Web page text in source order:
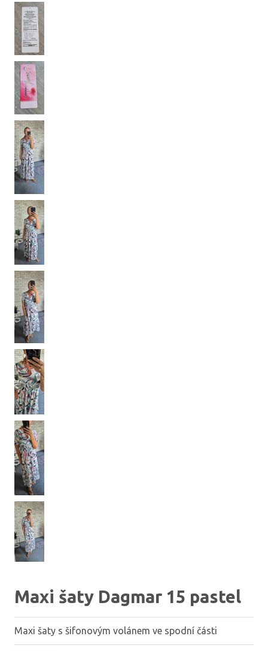
Maxi šaty Dagmar 15 pastel
Maxi šaty s šifonovým volánem ve spodní části